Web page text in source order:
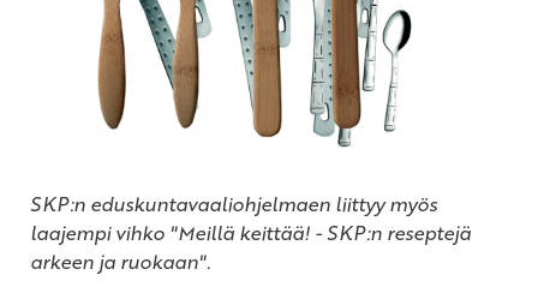
SKP:n eduskuntavaaliohjelmaen liittyy myös
laajempi vihko "Meillä keittää! - SKP:n reseptejä
arkeen ja ruokaan".